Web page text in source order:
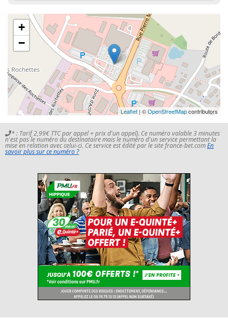
+
−
Leaflet | ©OpenStreetMapcontributors
* : Tarif 2,99€ TTC par appel + prix d'un appel). Ce numéro valable 3 minutes
n'est pas le numéro du destinataire mais le numéro d'un service permettant la
mise en relation avec celui-ci. Ce service est édité par le site france-bet.comEn
savoir plus sur ce numéro ?